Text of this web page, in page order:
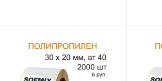
В избранное
К сравнению
Под заказ